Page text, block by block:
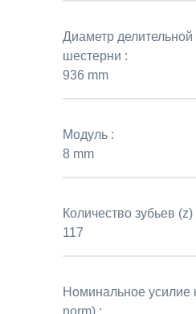
Диаметр делительной
шестерни :
936 mm
Модуль :
8 mm
Количество зубьев (z)
117
Номинальное усилие